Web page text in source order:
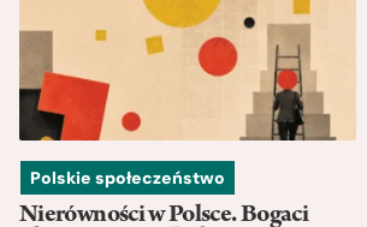
Polskie społeczeństwo
Nierówności w Polsce. Bogaci